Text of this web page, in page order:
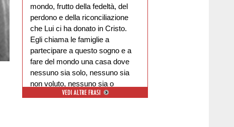
mondo, frutto della fedeltà, del
perdono e della riconciliazione
che Lui ci ha donato in Cristo.
Egli chiama le famiglie a
partecipare a questo sogno e a
fare del mondo una casa dove
nessuno sia solo, nessuno sia
non voluto, nessuno sia o